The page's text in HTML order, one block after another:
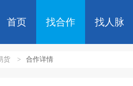
首页 找合作 找人脉
货 > 合作详情